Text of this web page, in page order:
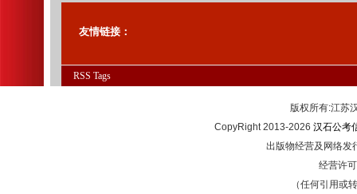
友情链接：
RSS Tags
版权所有:江
CopyRight 2013-2026 汉石公考
出版物经营及网络发
经营许
（任何引用或